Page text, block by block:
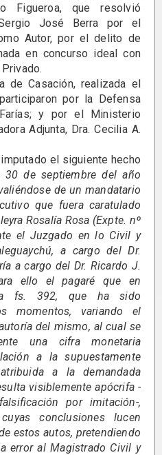
Figueroa, que resolvió
José Berra por el
Autor, por el delito de
en concurso ideal con
realizada el
por la Defensa
y por el Ministerio
Adjunta, Dra. Cecilia A.
el siguiente hecho
de septiembre del año
de un mandatario
que fuera caratulado
Rosalía Rosa (Expte. nº
el Juzgado en lo Civil y
a cargo del Dr.
a cargo del Dr. Ricardo J.
ello el pagaré que en
fs. 392, que ha sido
momentos, variando el
del mismo, al cual se
una cifra monetaria
a la supuestamente
a la demandada
visiblemente apócrifa -
por imitación-,
conclusiones lucen
estos autos, pretendiendo
error al Magistrado Civil y